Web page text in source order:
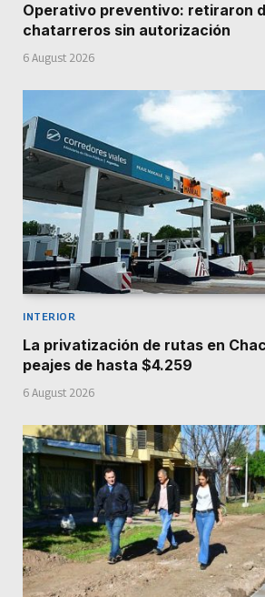
Operativo preventivo: retiraron
chatarreros sin autorización
6 August 2026
INTERIOR
La privatización de rutas en
peajes de hasta $4.259
6 August 2026